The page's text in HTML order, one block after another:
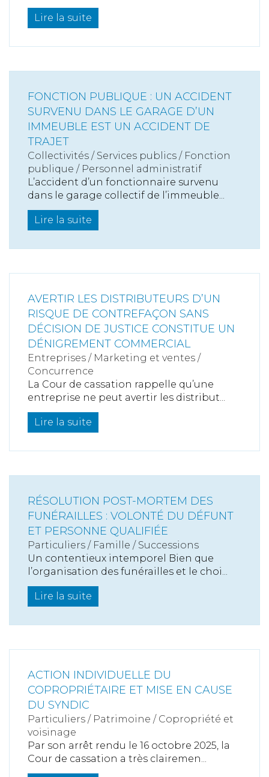
Lire la suite
FONCTION PUBLIQUE : UN ACCIDENT
SURVENU DANS LE GARAGE D’UN
IMMEUBLE EST UN ACCIDENT DE
TRAJET
Collectivités / Services publics / Fonction
publique / Personnel administratif
L’accident d’un fonctionnaire survenu
dans le garage collectif de l’immeuble...
Lire la suite
AVERTIR LES DISTRIBUTEURS D’UN
RISQUE DE CONTREFAÇON SANS
DÉCISION DE JUSTICE CONSTITUE UN
DÉNIGREMENT COMMERCIAL
Entreprises / Marketing et ventes /
Concurrence
La Cour de cassation rappelle qu’une
entreprise ne peut avertir les distribut...
Lire la suite
RÉSOLUTION POST-MORTEM DES
FUNÉRAILLES : VOLONTÉ DU DÉFUNT
ET PERSONNE QUALIFIÉE
Particuliers / Famille / Successions
Un contentieux intemporel Bien que
l’organisation des funérailles et le choi...
Lire la suite
ACTION INDIVIDUELLE DU
COPROPRIÉTAIRE ET MISE EN CAUSE
DU SYNDIC
Particuliers / Patrimoine / Copropriété et
voisinage
Par son arrêt rendu le 16 octobre 2025, la
Cour de cassation a très clairemen...